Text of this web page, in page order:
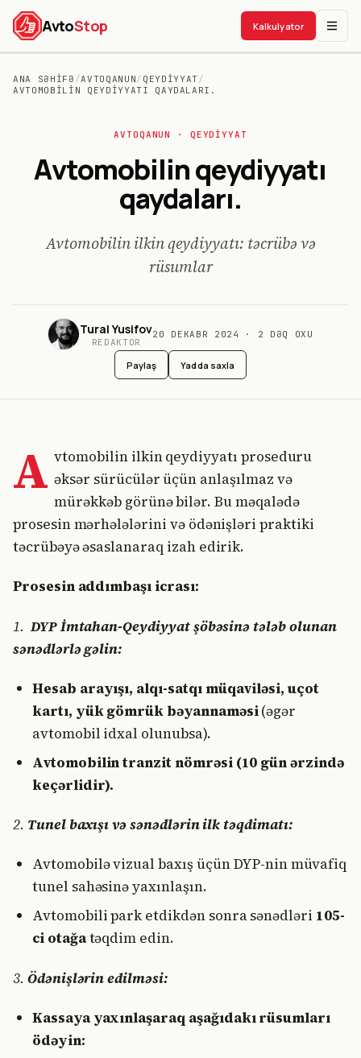
AvtoStop Kalkulyator
ANA SƏHIFƏ /AVTOQANUN/ QEYDIYYAT/
AVTOMOBILIN QEYDIYYATI QAYDALARI.
AVTOQANUN · QEYDIYYAT
Avtomobilin qeydiyyatı
qaydaları.
Avtomobilin ilkin qeydiyyatı: təcrübə və
rüsumlar
Tural Yusifov
REDAKTOR
20 DEKABR 2024 · 2 DƏQ OXU
Paylaş Yadda saxla
A vtomobilin ilkin qeydiyyatı proseduru
əksər sürücülər üçün anlaşılmaz və
mürəkkəb görünə bilər. Bu məqalədə
prosesin mərhələlərini və ödənişləri praktiki
təcrübəyə əsaslanaraq izah edirik.
Prosesin addımbaşı icrası:
1. DYP İmtahan-Qeydiyyat şöbəsinə tələb olunan
sənədlərlə gəlin:
Hesab arayışı, alqı-satqı müqaviləsi, uçot
kartı, yük gömrük bəyannaməsi(əgər
avtomobil idxal olunubsa).
Avtomobilin tranzit nömrəsi (10 gün ərzində
keçərlidir).
2. Tunel baxışı və sənədlərin ilk təqdimatı:
Avtomobilə vizual baxış üçün DYP-nin müvafiq
tunel sahəsinə yaxınlaşın.
Avtomobili park etdikdən sonra sənədləri 105-
ci otağatəqdim edin.
3. Ödənişlərin edilməsi:
Kassaya yaxınlaşaraq aşağıdakı rüsumları
ödəyin: